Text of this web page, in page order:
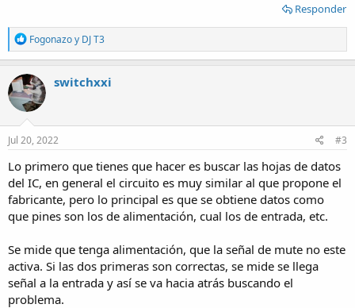
Responder
R
e
a
c
t
i
o
n
s
Fogonazoy DJ T3
switchxxi
Jul 20, 2022 #3
Lo primero que tienes que hacer es buscar las hojas de datos
del IC, en general el circuito es muy similar al que propone el
fabricante, pero lo principal es que se obtiene datos como
que pines son los de alimentación, cual los de entrada, etc.
Se mide que tenga alimentación, que la señal de mute no este
activa. Si las dos primeras son correctas, se mide se llega
señal a la entrada y así se va hacia atrás buscando el
problema.